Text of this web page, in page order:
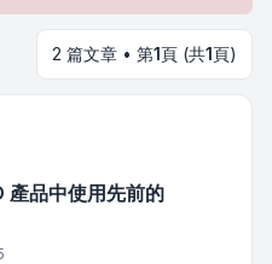
2 篇文章 • 第1頁 (共1頁)
品中使用先前的